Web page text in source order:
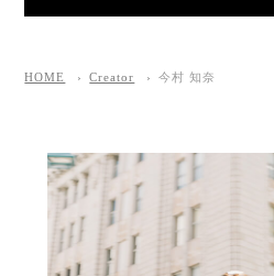
HOME Creator 今村 知奈